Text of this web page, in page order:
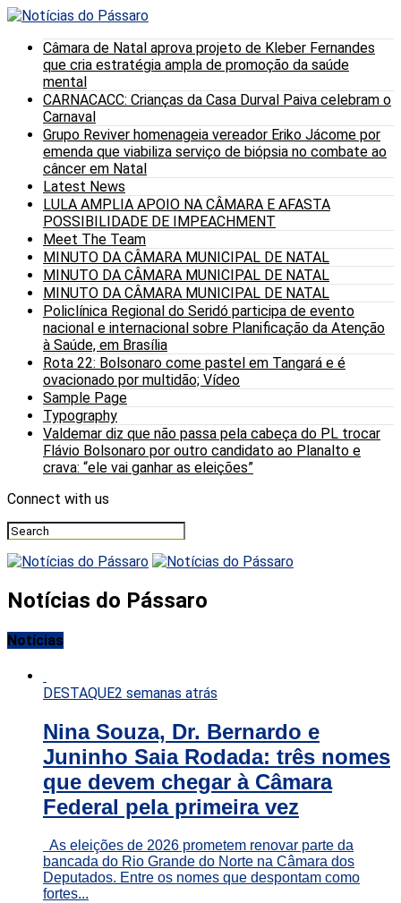
Câmara de Natal aprova projeto de Kleber Fernandes
que cria estratégia ampla de promoção da saúde
mental
CARNACACC: Crianças da Casa Durval Paiva celebram o
Carnaval
Grupo Reviver homenageia vereador Eriko Jácome por
emenda que viabiliza serviço de biópsia no combate ao
câncer em Natal
Latest News
LULA AMPLIA APOIO NA CÂMARA E AFASTA
POSSIBILIDADE DE IMPEACHMENT
Meet The Team
MINUTO DA CÂMARA MUNICIPAL DE NATAL
MINUTO DA CÂMARA MUNICIPAL DE NATAL
MINUTO DA CÂMARA MUNICIPAL DE NATAL
Policlínica Regional do Seridó participa de evento
nacional e internacional sobre Planificação da Atenção
à Saúde, em Brasília
Rota 22: Bolsonaro come pastel em Tangará e é
ovacionado por multidão; Vídeo
Sample Page
Typography
Valdemar diz que não passa pela cabeça do PL trocar
Flávio Bolsonaro por outro candidato ao Planalto e
crava: “ele vai ganhar as eleições”
Connect with us
Notícias do Pássaro
Notícias
DESTAQUE2 semanas atrás
Nina Souza, Dr. Bernardo e
Juninho Saia Rodada: três nomes
que devem chegar à Câmara
Federal pela primeira vez
As eleições de 2026 prometem renovar parte da
bancada do Rio Grande do Norte na Câmara dos
Deputados. Entre os nomes que despontam como
fortes...